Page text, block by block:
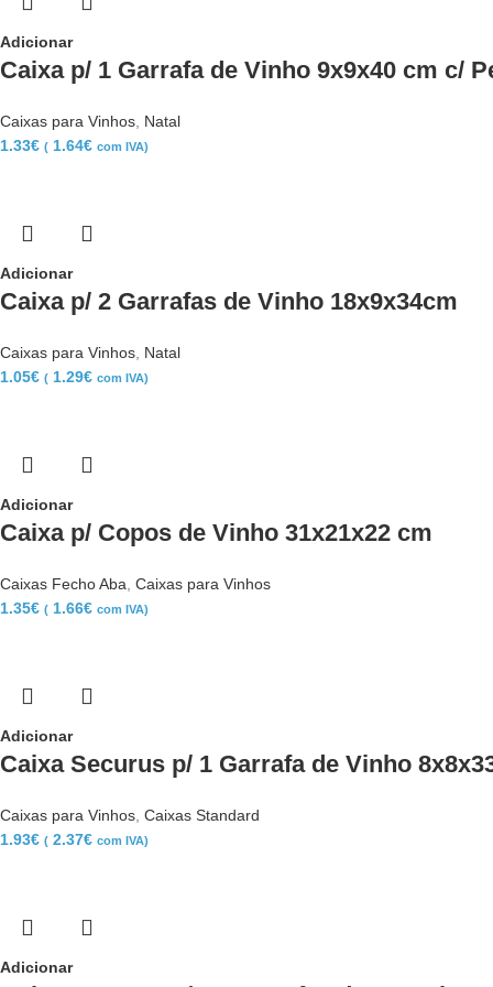
Adicionar
Caixa p/ 1 Garrafa de Vinho 9x9x40 cm c/
Caixas para Vinhos Natal
1.33€ ( 1.64€ com IVA)
Adicionar
Caixa p/ 2 Garrafas de Vinho 18x9x34cm
Caixas para Vinhos Natal
1.05€ ( 1.29€ com IVA)
Adicionar
Caixa p/ Copos de Vinho 31x21x22 cm
Caixas Fecho Aba Caixas para Vinhos
1.35€ ( 1.66€ com IVA)
Adicionar
Caixa Securus p/ 1 Garrafa de Vinho
Caixas para Vinhos Caixas Standard
1.93€ ( 2.37€ com IVA)
Adicionar